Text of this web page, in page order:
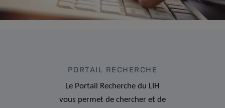
PORTAIL RECHERCHE
Le Portail Recherche du LIH
vous permet de chercher et de